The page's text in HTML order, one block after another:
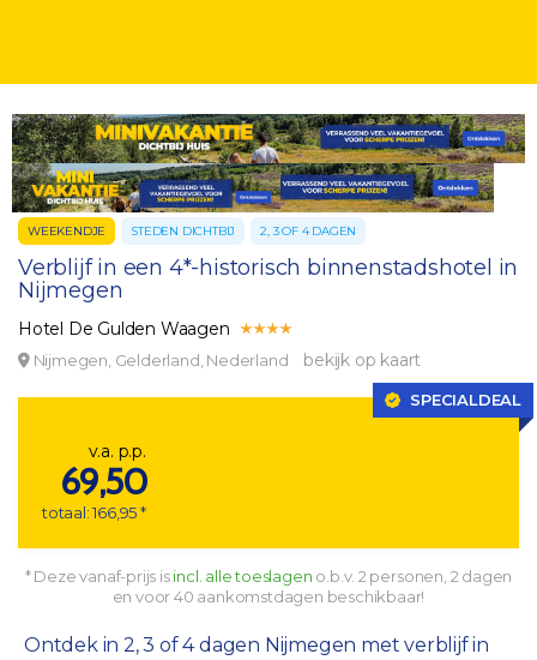
WEEKENDJE STEDEN DICHTBIJ 2, 3 OF 4 DAGEN
Verblijf in een 4*-historisch binnenstadshotel in
Nijmegen
Hotel De Gulden Waagen
Nijmegen, Gelderland, Nederland bekijk op kaart
SPECIALDEAL
v.a. p.p.
69,50
totaal: 166,95 *
* Deze vanaf-prijs isincl. alle toeslagen o.b.v. 2 personen, 2 dagen
en voor 40 aankomstdagen beschikbaar!
Ontdek in 2, 3 of 4 dagen Nijmegen met verblijf in